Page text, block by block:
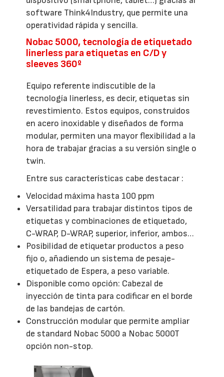
software Think4Industry, que permite una
operatividad rápida y sencilla.
Nobac 5000, tecnología de etiquetado
linerless para etiquetas en C/D y
sleeves 360º
Equipo referente indiscutible de la
tecnología linerless, es decir, etiquetas sin
revestimiento. Estos equipos, construidos
en acero inoxidable y diseñados de forma
modular, permiten una mayor flexibilidad a la
hora de trabajar gracias a su versión single o
twin.
Entre sus características cabe destacar :
Velocidad máxima hasta 100 ppm
Versatilidad para trabajar distintos tipos de
etiquetas y combinaciones de etiquetado,
C-WRAP, D-WRAP, superior, inferior, ambos…
Posibilidad de etiquetar productos a peso
fijo o, añadiendo un sistema de pesaje-
etiquetado de Espera, a peso variable.
Disponible como opción: Cabezal de
inyección de tinta para codificar en el borde
de las bandejas de cartón.
Construcción modular que permite ampliar
de standard Nobac 5000 a Nobac 5000T
opción non-stop.